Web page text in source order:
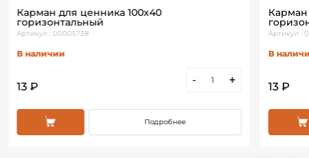
Карман для ценника 100х40
горизонтальный
Артикул : 00005738
В наличии
13 ₽
- +
Подробнее
Артикул :
В
13 ₽